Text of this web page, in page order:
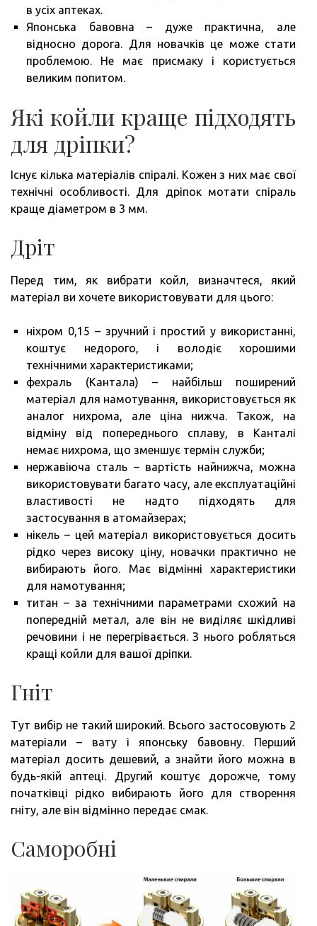
в усіх аптеках.
Японська бавовна – дуже практична, але
відносно дорога. Для новачків це може стати
проблемою. Не має присмаку і користується
великим попитом.
Які койли краще підходять
для дріпки?
Існує кілька матеріалів спіралі. Кожен з них має свої
технічні особливості. Для дріпок мотати спіраль
краще діаметром в 3 мм.
Дріт
Перед тим, як вибрати койл, визначтеся, який
матеріал ви хочете використовувати для цього:
ніхром 0,15 – зручний і простий у використанні,
коштує недорого, і володіє хорошими
технічними характеристиками;
фехраль (Кантала) – найбільш поширений
матеріал для намотування, використовується як
аналог нихрома, але ціна нижча. Також, на
відміну від попереднього сплаву, в Канталі
немає нихрома, що зменшує термін служби;
нержавіюча сталь – вартість найнижча, можна
використовувати багато часу, але експлуатаційні
властивості не надто підходять для
застосування в атомайзерах;
нікель – цей матеріал використовується досить
рідко через високу ціну, новачки практично не
вибирають його. Має відмінні характеристики
для намотування;
титан – за технічними параметрами схожий на
попередній метал, але він не виділяє шкідливі
речовини і не перегрівається. З нього робляться
кращі койли для вашої дріпки.
Гніт
Тут вибір не такий широкий. Всього застосовують 2
матеріали – вату і японську бавовну. Перший
матеріал досить дешевий, а знайти його можна в
будь-якій аптеці. Другий коштує дорожче, тому
початківці рідко вибирають його для створення
гніту, але він відмінно передає смак.
Саморобні